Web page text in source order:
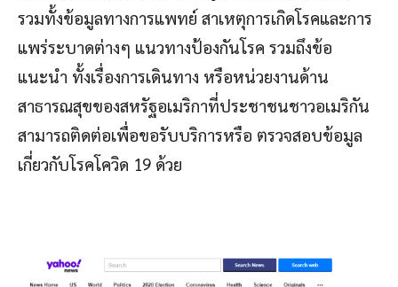
รวมทั้งข้อมูลทางการแพทย์ สาเหตุการเกิดโรคและการ
แพร่ระบาดต่างๆ แนวทางป้องกันโรค รวมถึงข้อ
แนะนำ ทั้งเรื่องการเดินทาง หรือหน่วยงานด้าน
สาธารณสุขของสหรัฐอเมริกาที่ประชาชนชาวอเมริกัน
สามารถติดต่อเพื่อขอรับบริการหรือ ตรวจสอบข้อมูล
เกี่ยวกับโรคโควิด 19 ด้วย